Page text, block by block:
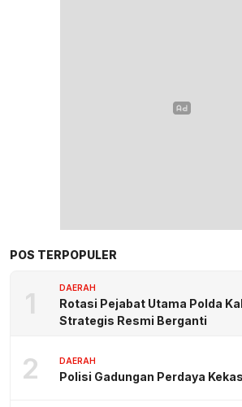
POS TERPOPULER
1 DAERAH
Rotasi Pejabat Utama Polda
Strategis Resmi Berganti
2 DAERAH
Polisi Gadungan Perdaya